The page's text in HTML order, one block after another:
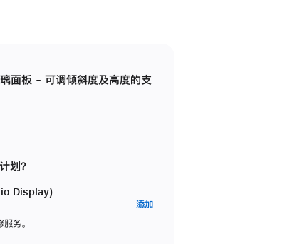
板 - 可调倾斜度及高度的支
划？
Display)
务。
添加